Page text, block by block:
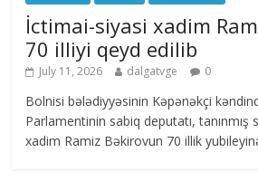
İctimai-siyasi xadim
70 illiyi qeyd edilib
July 11, 2026 dalgatvge 0
Bolnisi bələdiyyəsinin Kəpənəkçi
Parlamentinin sabiq deputatı, tanınmış
xadim Ramiz Bəkirovun 70 illik